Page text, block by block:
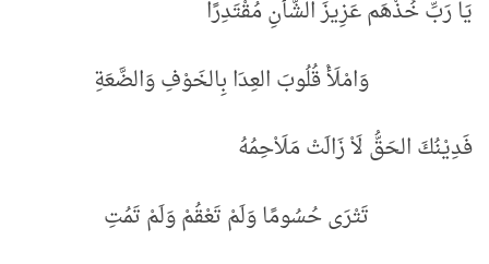
يَا رَبِّ خُذْهَم عَزِيزَ الشَّأْنِ مُقْتَدِرًا
وَامْلَأْ قُلُوبَ العِدَا بِالخَوْفِ وَالضَّعَةِ
فَدِيْنُكَ الحَقُّ لَاْ زَالَتْ مَلَاْحِمُهُ
تَتْرَى حُسُومًا وَلَمْ تَعْقُمْ وَلَمْ تَمُتِ